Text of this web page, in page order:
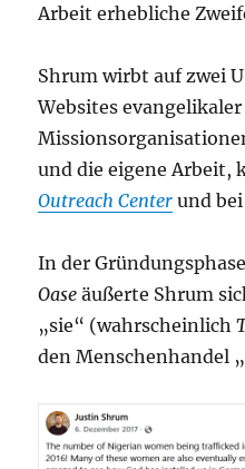
Arbeit erhebliche
Shrum wirbt auf zwei
Websites
und die eigene Arbeit,
Outreach Center und
In der
Oase äußerte Shrum
„sie“ (wahrscheinlich
den Menschenhandel „